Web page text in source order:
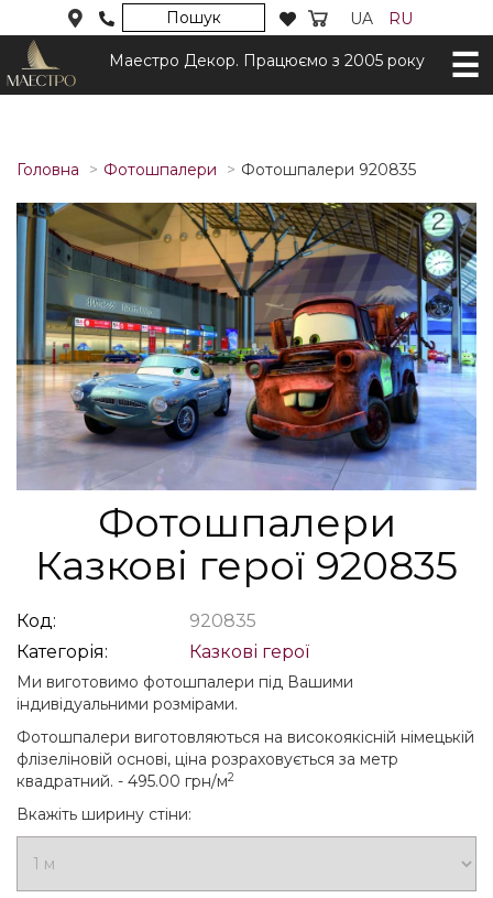
Пошук UA RU
Маестро Декор. Працюємо з 2005 року
Головна Фотошпалери Фотошпалери 920835
Фотошпалери
Казкові герої 920835
Код:
920835
Категорія:
Казкові герої
Ми виготовимо фотошпалери під Вашими
індивідуальними розмірами.
Фотошпалери виготовляються на високоякісній німецькій
флізеліновій основі, ціна розраховується за метр
квадратний. - 495.00 грн/м2
Вкажіть ширину стіни: